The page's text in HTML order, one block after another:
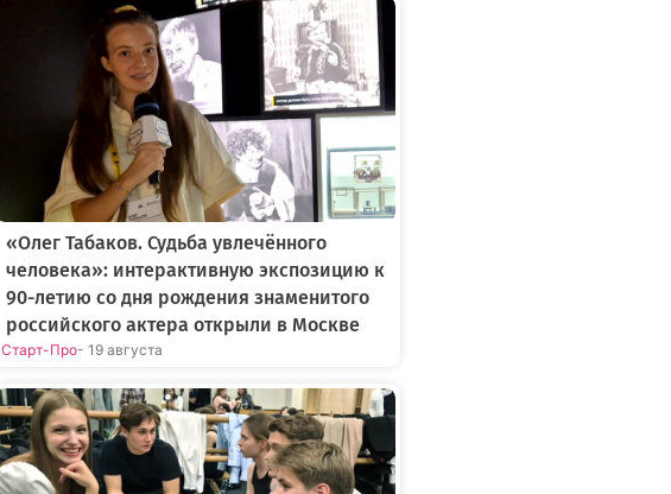
«Олег Табаков. Судьба увлечённого
человека»: интерактивную экспозицию к
90-летию со дня рождения знаменитого
российского актера открыли в Москве
Старт-Про- 19 августа